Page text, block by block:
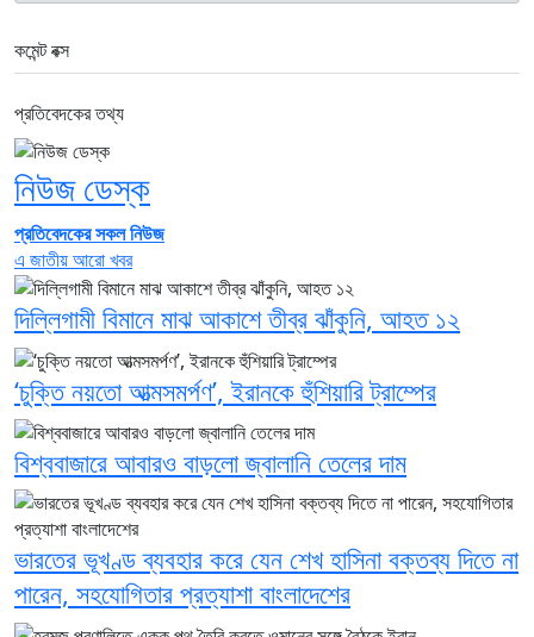
কমেন্ট বক্স
প্রতিবেদকের তথ্য
নিউজ ডেস্ক
প্রতিবেদকের সকল নিউজ
এ জাতীয় আরো খবর
দিল্লিগামী বিমানে মাঝ আকাশে তীব্র ঝাঁকুনি, আহত ১২
‘চুক্তি নয়তো আত্মসমর্পণ’, ইরানকে হুঁশিয়ারি ট্রাম্পের
বিশ্ববাজারে আবারও বাড়লো জ্বালানি তেলের দাম
ভারতের ভূখণ্ড ব্যবহার করে যেন শেখ হাসিনা বক্তব্য দিতে না
পারেন, সহযোগিতার প্রত্যাশা বাংলাদেশের